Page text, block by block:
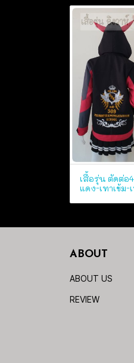
เสื้อรุ่น ตัดต่อ
แดง-เทาเข้ม-
ABOUT
ABOUT US
REVIEW